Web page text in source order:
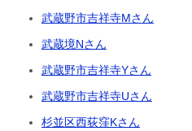
武蔵野市吉祥寺Mさん
武蔵境Nさん
武蔵野市吉祥寺Yさん
武蔵野市吉祥寺Uさん
杉並区西荻窪Kさん